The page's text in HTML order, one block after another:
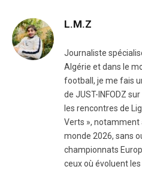
L.M.Z
Journaliste
Algérie et dans le
football, je me fais
de JUST-INFODZ
les rencontres de
Verts », notamment
monde 2026, sans
championnats
ceux où évoluent les